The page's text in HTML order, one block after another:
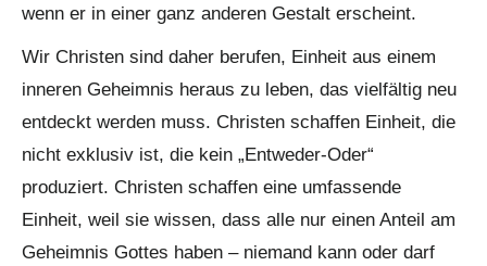
wenn er in einer ganz anderen Gestalt erscheint.
Wir Christen sind daher berufen, Einheit aus einem
inneren Geheimnis heraus zu leben, das vielfältig neu
entdeckt werden muss. Christen schaffen Einheit, die
nicht exklusiv ist, die kein „Entweder-Oder“
produziert. Christen schaffen eine umfassende
Einheit, weil sie wissen, dass alle nur einen Anteil am
Geheimnis Gottes haben – niemand kann oder darf